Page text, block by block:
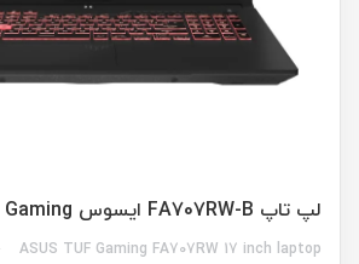
لپ تاپ FA707RW-B ایسوس TUF Gaming ا ۱۷ اینچی
ASUS TUF Gaming FA707RW 17 inch laptop